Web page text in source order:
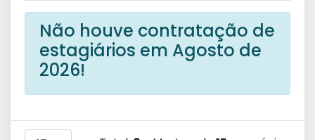
Não houve contratação de
estagiários em Agosto de
2026!